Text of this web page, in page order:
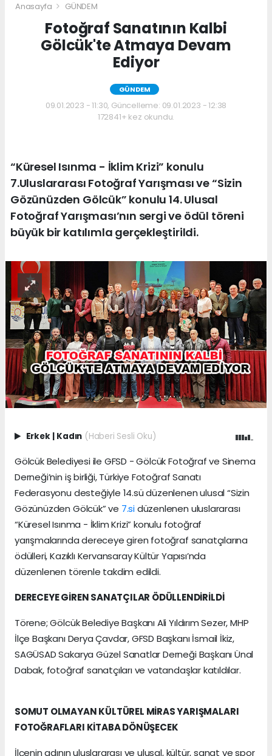
Anasayfa GÜNDEM
Fotoğraf Sanatının Kalbi
Gölcük'te Atmaya Devam
Ediyor
GÜNDEM
09.01.2023 - 11:30, Güncelleme: 09.01.2023 - 12:38
172841+ kez okundu.
“Küresel Isınma - İklim Krizi” konulu
7.Uluslararası Fotoğraf Yarışması ve “Sizin
Gözünüzden Gölcük” konulu 14. Ulusal
Fotoğraf Yarışması’nın sergi ve ödül töreni
büyük bir katılımla gerçekleştirildi.
Erkek | Kadın (Haberi Sesli Oku)
Gölcük Belediyesi ile GFSD - Gölcük Fotoğraf ve Sinema
Derneği’nin iş birliği, Türkiye Fotoğraf Sanatı
Federasyonu desteğiyle 14.sü düzenlenen ulusal “Sizin
Gözünüzden Gölcük” ve 7.sidüzenlenen uluslararası
“Küresel Isınma - İklim Krizi” konulu fotoğraf
yarışmalarında dereceye giren fotoğraf sanatçılarına
ödülleri, Kazıklı Kervansaray Kültür Yapısı’nda
düzenlenen törenle takdim edildi.
DERECEYE GİREN SANATÇILAR ÖDÜLLENDİRİLDİ
Törene; Gölcük Belediye Başkanı Ali Yıldırım Sezer, MHP
İlçe Başkanı Derya Çavdar, GFSD Başkanı İsmail İkiz,
SAGÜSAD Sakarya Güzel Sanatlar Derneği Başkanı Ünal
Dabak, fotoğraf sanatçıları ve vatandaşlar katıldılar.
SOMUT OLMAYAN KÜLTÜREL MİRAS YARIŞMALARI
FOTOĞRAFLARI KİTABA DÖNÜŞECEK
İlçenin adının uluslararası ve ulusal, kültür, sanat ve spor